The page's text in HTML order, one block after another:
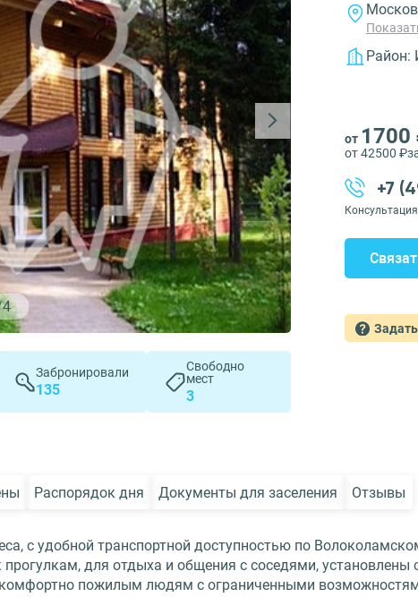
4
Забронировали
135
Свободно
мест
3
Район:
от 1700
от 42500 ₽
+7
Распорядок дня Документы для заселения Отзывы
с удобной транспортной доступностью по
для отдыха и общения с соседями,
комфортно пожилым людям с ограниченными